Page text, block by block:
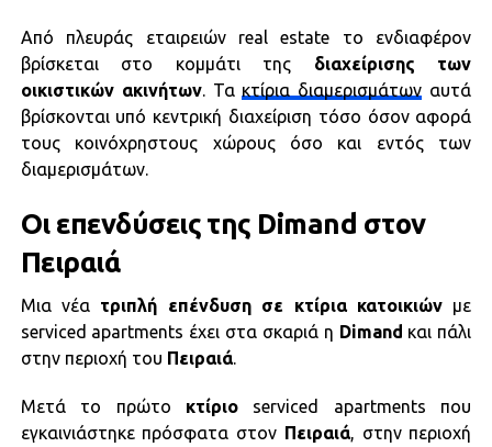
Από πλευράς εταιρειών real estate το ενδιαφέρον
βρίσκεται στο κομμάτι της διαχείρισης των
οικιστικών ακινήτων. Τα κτίρια διαμερισμάτων αυτά
βρίσκονται υπό κεντρική διαχείριση τόσο όσον αφορά
τους κοινόχρηστους χώρους όσο και εντός των
διαμερισμάτων.
Οι επενδύσεις της Dimand στον
Πειραιά
Μια νέα τριπλή επένδυση σε κτίρια κατοικιώνμε
serviced apartments έχει στα σκαριά η Dimand και πάλι
στην περιοχή του Πειραιά.
Μετά το πρώτο κτίριοserviced apartments που
εγκαινιάστηκε πρόσφατα στον Πειραιά, στην περιοχή